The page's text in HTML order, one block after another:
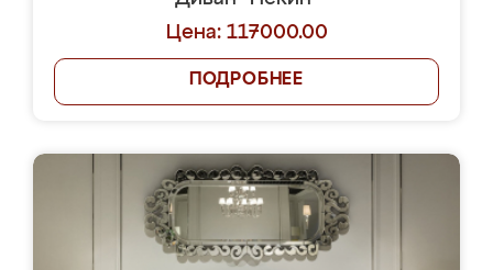
Цена: 117000.00
ПОДРОБНЕЕ